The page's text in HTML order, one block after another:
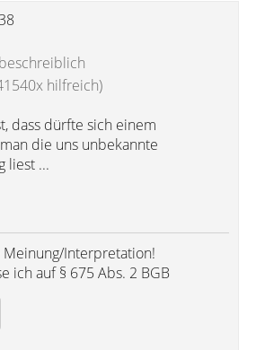
hilfreich)
dass dürfte sich einem
die uns unbekannte
liest ...
Interpretation!
ich auf § 675 Abs. 2 BGB